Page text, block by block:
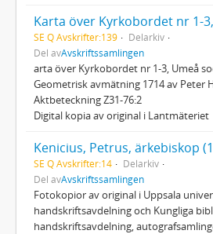
SE Q Avskrifter:139
Delarkiv
Del avAvskriftssamlingen
arta över Kyrkobordet nr 1-3, Umeå
Geometrisk avmätning 1714 av Peter
Aktbeteckning Z31-76:2
Digital kopia av original i Lantmäteriet
SE Q Avskrifter:14
Delarkiv
Del avAvskriftssamlingen
Fotokopior av original i Uppsala
handskriftsavdelning och Kungliga
handskriftsavdelning,